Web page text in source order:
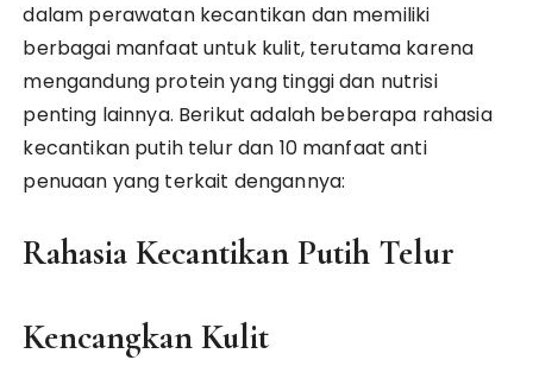
dalam perawatan kecantikan dan memiliki
berbagai manfaat untuk kulit, terutama karena
mengandung protein yang tinggi dan nutrisi
penting lainnya. Berikut adalah beberapa rahasia
kecantikan putih telur dan 10 manfaat anti
penuaan yang terkait dengannya:
Rahasia Kecantikan Putih Telur
Kencangkan Kulit